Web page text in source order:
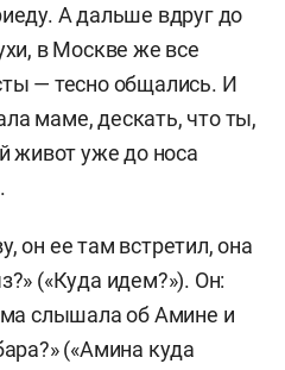
А дальше вдруг до
в Москве же все
— тесно общались. И
маме, дескать, что ты,
живот уже до носа
он ее там встретил, она
(«Куда идем?»). Он:
слышала об Амине и
(«Амина куда